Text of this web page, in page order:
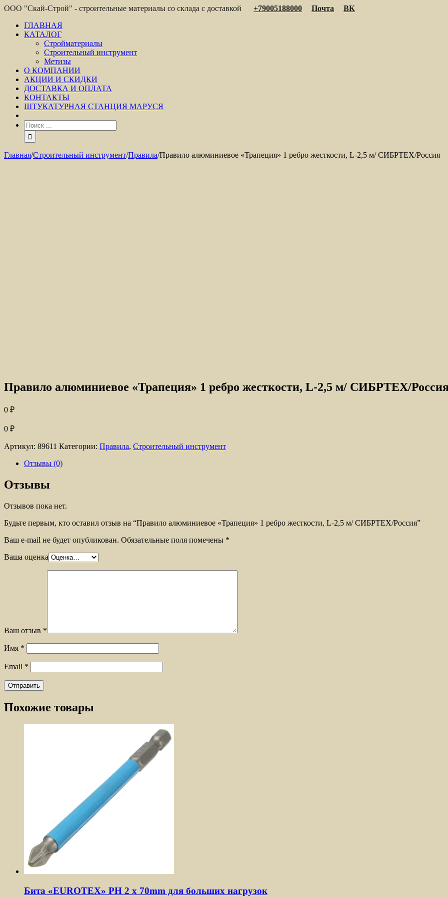
ООО "Скай-Строй" - строительные материалы со склада с доставкой +79005188000 Почта
ВК
ГЛАВНАЯ
КАТАЛОГ
Стройматериалы
Строительный инструмент
Метизы
О КОМПАНИИ
АКЦИИ И СКИДКИ
ДОСТАВКА И ОПЛАТА
КОНТАКТЫ
ШТУКАТУРНАЯ СТАНЦИЯ МАРУСЯ
Главная/Строительный инструмент/Правила/Правило алюминиевое «Трапеция» 1 ребро жесткости, L-2,5 м/ СИБРТЕХ/Россия
Правило алюминиевое «Трапеция» 1 ребро жесткости, L-2,5 м/ СИБРТЕХ/
0 ₽
0 ₽
Артикул: 89611 Категории: Правила, Строительный инструмент
Отзывы (0)
Отзывы
Отзывов пока нет.
Будьте первым, кто оставил отзыв на “Правило алюминиевое «Трапеция» 1 ребро жесткости, L-2,5 м/ СИБРТЕХ/Россия”
Ваш e-mail не будет опубликован. Обязательные поля помечены *
Ваша оценка
Ваш отзыв *
Имя *
Email *
Похожие товары
Бита «EUROTEX» PH 2 х 70mm для больших нагрузок